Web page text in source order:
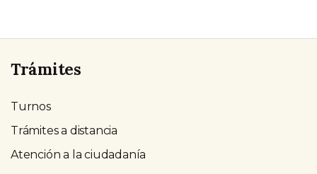
Trámites
Turnos
Trámites a distancia
Atención a la ciudadanía